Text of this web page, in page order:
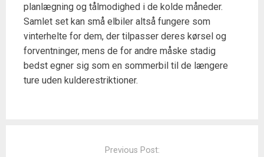
planlægning og tålmodighed i de kolde måneder.
Samlet set kan små elbiler altså fungere som
vinterhelte for dem, der tilpasser deres kørsel og
forventninger, mens de for andre måske stadig
bedst egner sig som en sommerbil til de længere
ture uden kulderestriktioner.
Previous Post: